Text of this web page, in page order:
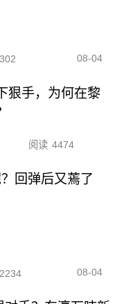
08-04
狠手，为何在黎
阅读 4474
回弹后又蔫了
08-04